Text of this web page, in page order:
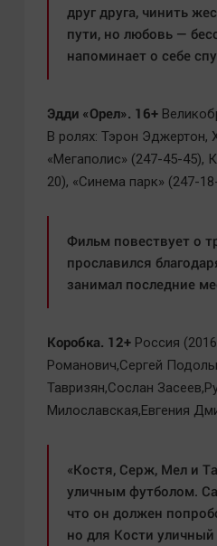
друг друга, чинить
пути, но любовь —
напоминает о себе
Эдди «Орел». 16+
В ролях: Тэрон
«Мегаполис» (247-45-
20), «Синема парк» (247-
Фильм повествует о
прославился
занимал последние
Коробка. 12+Россия
Романович,Сергей
Тавризян,Сослан
Милославская,Евгения
«Костя, Серж, Мел и
уличным футболом.
что он должен
но для Кости